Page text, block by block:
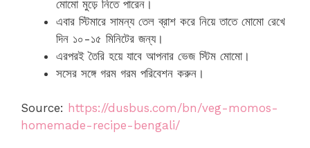
মোমো মুড়ে নিতে পারেন।
এবার স্টিমারে সামন্য তেল ব্রাশ করে নিয়ে তাতে মোমো রেখে
দিন ১০-১৫ মিনিটের জন্য।
এরপরই তৈরি হয়ে যাবে আপনার ভেজ স্টিম মোমো।
সসের সঙ্গে গরম গরম পরিবেশন করুন।
Source: https://dusbus.com/bn/veg-momos-
homemade-recipe-bengali/